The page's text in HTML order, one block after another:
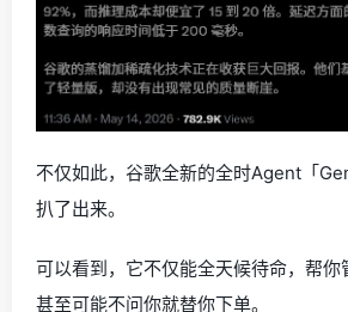
不仅如此，谷歌全新的全时Agent「
扒了出来。
可以看到，它不仅能全天候待命，帮你
甚至可能不问你就替你下单。